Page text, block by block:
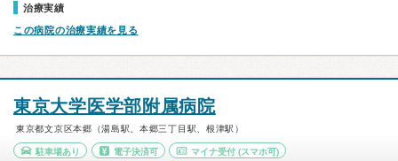
治療実績
この病院の治療実績を見る
東京大学医学部附属病院
東京都文京区本郷（湯島駅、本郷三丁目駅、根津駅）
駐車場あり 電子決済可 マイナ受付 (スマホ可)